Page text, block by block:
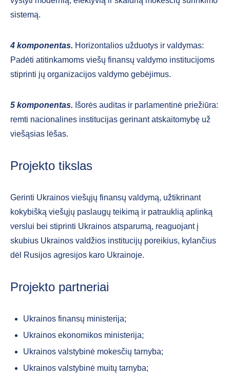
sistemą.
4 komponentas. Horizontalios užduotys ir valdymas:
Padėti atitinkamoms viešų finansų valdymo institucijoms
stiprinti jų organizacijos valdymo gebėjimus.
5 komponentas. Išorės auditas ir parlamentinė priežiūra:
remti nacionalines institucijas gerinant atskaitomybę už
viešąsias lėšas.
Projekto tikslas
Gerinti Ukrainos viešųjų finansų valdymą, užtikrinant
kokybišką viešųjų paslaugų teikimą ir patrauklią aplinką
verslui bei stiprinti Ukrainos atsparumą, reaguojant į
skubius Ukrainos valdžios institucijų poreikius, kylančius
dėl Rusijos agresijos karo Ukrainoje.
Projekto partneriai
Ukrainos finansų ministerija;
Ukrainos ekonomikos ministerija;
Ukrainos valstybinė mokesčių tarnyba;
Ukrainos valstybinė muitų tarnyba;